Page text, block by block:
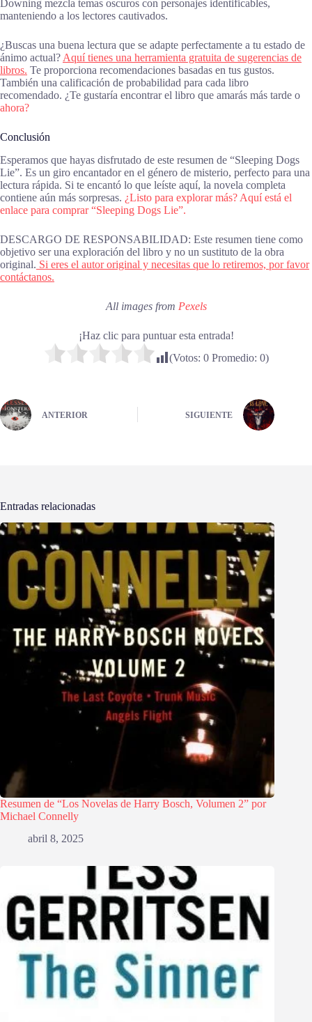
Downing mezcla temas oscuros con personajes identificables,
manteniendo a los lectores cautivados.
¿Buscas una buena lectura que se adapte perfectamente a tu estado de
ánimo actual? Aquí tienes una herramienta gratuita de sugerencias de
libros. Te proporciona recomendaciones basadas en tus gustos.
También una calificación de probabilidad para cada libro
recomendado. ¿Te gustaría encontrar el libro que amarás más tarde o
ahora?
Conclusión
Esperamos que hayas disfrutado de este resumen de “Sleeping Dogs
Lie”. Es un giro encantador en el género de misterio, perfecto para una
lectura rápida. Si te encantó lo que leíste aquí, la novela completa
contiene aún más sorpresas. ¿Listo para explorar más? Aquí está el
enlace para comprar “Sleeping Dogs Lie”.
DESCARGO DE RESPONSABILIDAD: Este resumen tiene como
objetivo ser una exploración del libro y no un sustituto de la obra
original. Si eres el autor original y necesitas que lo retiremos, por favor
contáctanos.
All images from Pexels
¡Haz clic para puntuar esta entrada!
(Votos: 0Promedio: 0)
ANTERIOR SIGUIENTE
Entradas relacionadas
Resumen de “Los Novelas de Harry Bosch, Volumen 2” por
Michael Connelly
abril 8, 2025